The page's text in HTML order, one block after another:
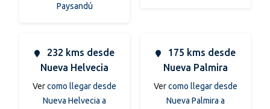
Paysandú
232 kms desde
Nueva Helvecia
Vercomo llegar desde
Nueva Helvecia a
175 kms desde
Nueva Palmira
Vercomo llegar desde
Nueva Palmira a